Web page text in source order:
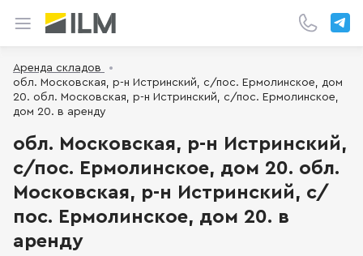
Аренда складов
обл. Московская, р-н Истринский, с/пос. Ермолинское, дом
20. обл. Московская, р-н Истринский, с/пос. Ермолинское,
дом 20. в аренду
обл. Московская, р-н Истринский,
с/пос. Ермолинское, дом 20. обл.
Московская, р-н Истринский, с/
пос. Ермолинское, дом 20. в
аренду